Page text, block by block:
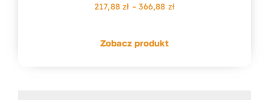
217,88zł – 366,88 złZakres
Zobacz produkt